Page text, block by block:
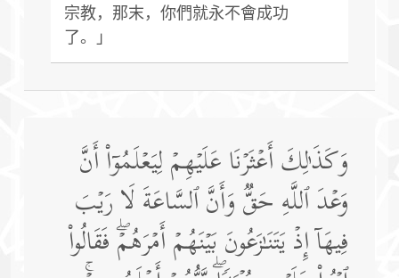
宗教，那末，你們就永不會成功
了。」
وَكَذَ ٰ⁠لِكَ أَعۡثَرۡنَا عَلَیۡهِمۡ لِیَعۡلَمُوۤا۟ أَنَّ
وَعۡدَ ٱللَّهِ حَقࣱّ وَأَنَّ ٱلسَّاعَةَ لَا رَیۡبَ
فِیهَاۤ إِذۡ یَتَنَـٰزَعُونَ بَیۡنَهُمۡ أَمۡرَهُمۡۖ فَقَالُوا۟